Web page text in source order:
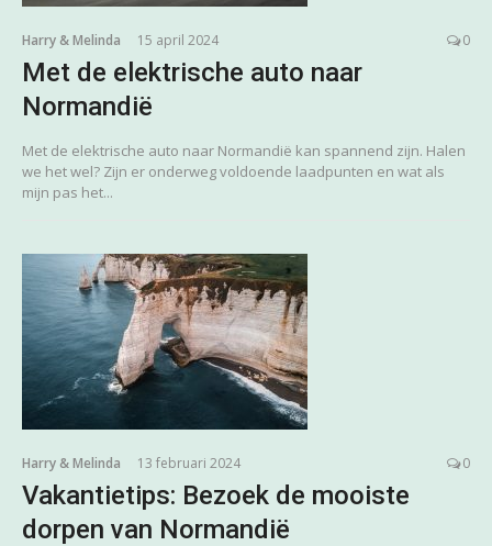
Harry & Melinda 15 april 2024 0
Met de elektrische auto naar
Normandië
Met de elektrische auto naar Normandië kan spannend zijn. Halen
we het wel? Zijn er onderweg voldoende laadpunten en wat als
mijn pas het...
Harry & Melinda 13 februari 2024 0
Vakantietips: Bezoek de mooiste
dorpen van Normandië